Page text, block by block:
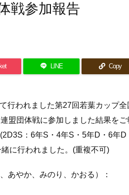
戦参加報告
LINE Copy
行われました第27回若葉カップ全
盟団体戦に参加しました結果をご
：6年S・4年S・5年D・6年D
に行われました。(重複不可)
あやか、みのり、かおる）：